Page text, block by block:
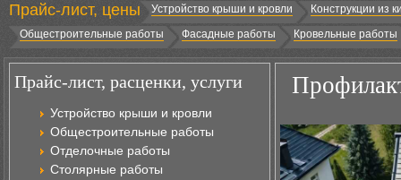
Прайс-лист, цены Устройство крыши и кровли
Конструкции из
Общестроительные работы
Фасадные работы Кровельные работы
Прайс-лист, расценки, услуги
Устройство крыши и кровли
Общестроительные работы
Отделочные работы
Столярные работы